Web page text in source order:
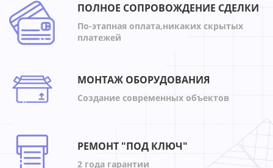
ПОЛНОЕ СОПРОВОЖДЕНИЕ СДЕЛКИ
По-этапная оплата,никаких скрытых
платежей
МОНТАЖ ОБОРУДОВАНИЯ
Создание современных объектов
РЕМОНТ "ПОД КЛЮЧ"
2 года гарантии